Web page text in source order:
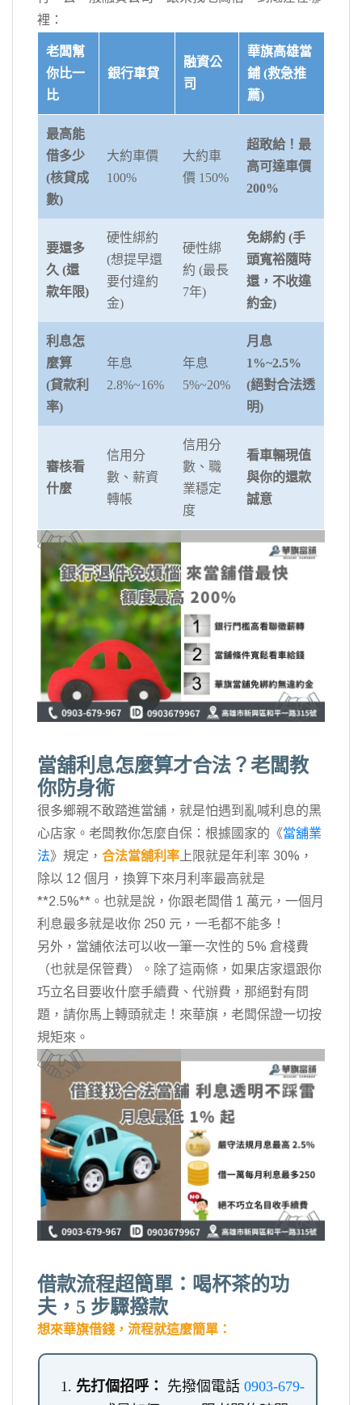
裡：
老闆幫
你比一
比
銀行車貸
融資公
司
華旗高雄當
鋪 (救急推
薦)
最高能
借多少
(核貸成
數)
大約車價
100%
大約車
價 150%
超敢給！最
高可達車價
200%
要還多
久 (還
款年限)
硬性綁約
(想提早還
要付違約
金)
硬性綁
約 (最長
7年)
免綁約 (手
頭寬裕隨時
還，不收違
約金)
利息怎
麼算
(貸款利
率)
年息
2.8%~16%
年息
5%~20%
月息
1%~2.5%
(絕對合法透
明)
審核看
什麼
信用分
數、薪資
轉帳
信用分
數、職
業穩定
度
看車輛現值
與你的還款
誠意
當舖利息怎麼算才合法？老闆教
你防身術
很多鄉親不敢踏進當舖，就是怕遇到亂喊利息的黑
心店家。老闆教你怎麼自保：根據國家的《當舖業
法》規定， 合法當舖利率 上限就是年利率 30%，
除以 12 個月，換算下來月利率最高就是
**2.5%**。也就是說，你跟老闆借 1 萬元，一個月
利息最多就是收你 250 元，一毛都不能多！
另外，當舖依法可以收一筆一次性的 5% 倉棧費
（也就是保管費）。除了這兩條，如果店家還跟你
巧立名目要收什麼手續費、代辦費，那絕對有問
題，請你馬上轉頭就走！來華旗，老闆保證一切按
規矩來。
借款流程超簡單：喝杯茶的功
夫，5 步驟撥款
想來華旗借錢，流程就這麼簡單：
先打個招呼： 先撥個電話 0903-679-